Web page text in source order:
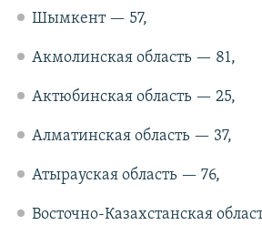
Шымкент — 57,
Акмолинская область — 81,
Актюбинская область — 25,
Алматинская область — 37,
Атырауская область — 76,
Восточно-Казахстанская